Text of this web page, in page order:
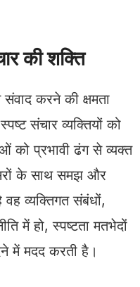
की शक्ति
करने की क्षमता
संचार व्यक्तियों को
को प्रभावी ढंग से व्यक्त
के साथ समझ और
व्यक्तिगत संबंधों,
में हो, स्पष्टता मतभेदों
में मदद करती है।